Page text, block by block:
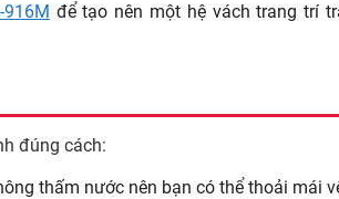
916M để tạo nên một hệ vách trang trí
đúng cách:
thấm nước nên bạn có thể thoải mái